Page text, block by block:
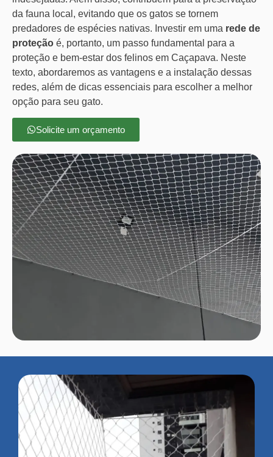
da fauna local, evitando que os gatos se tornem
predadores de espécies nativas. Investir em uma rede de
proteção é, portanto, um passo fundamental para a
proteção e bem-estar dos felinos em Caçapava. Neste
texto, abordaremos as vantagens e a instalação dessas
redes, além de dicas essenciais para escolher a melhor
opção para seu gato.
Solicite um orçamento